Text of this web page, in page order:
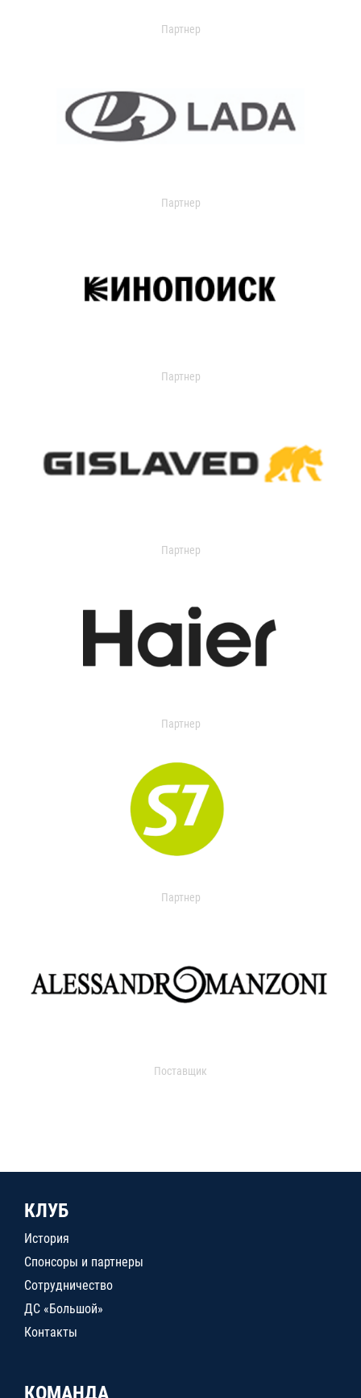
Партнер
Партнер
Партнер
Партнер
Партнер
Партнер
Поставщик
КЛУБ
История
Спонсоры и партнеры
Сотрудничество
ДС «Большой»
Контакты
КОМАНДА